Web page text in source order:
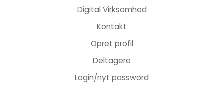
Digital Virksomhed
Kontakt
Opret profil
Deltagere
Login/nyt password